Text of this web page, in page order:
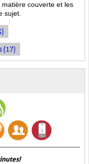
matière couverte et les
sujet.
(17)